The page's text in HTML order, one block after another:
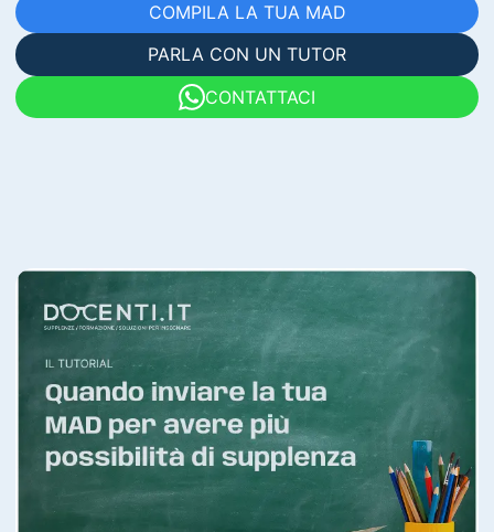
COMPILA LA TUA MAD
PARLA CON UN TUTOR
CONTATTACI